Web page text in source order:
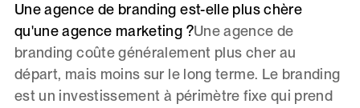
Une agence de branding est-elle plus chère
qu'une agence marketing ?Une agence de
branding coûte généralement plus cher au
départ, mais moins sur le long terme. Le branding
est un investissement à périmètre fixe qui prend